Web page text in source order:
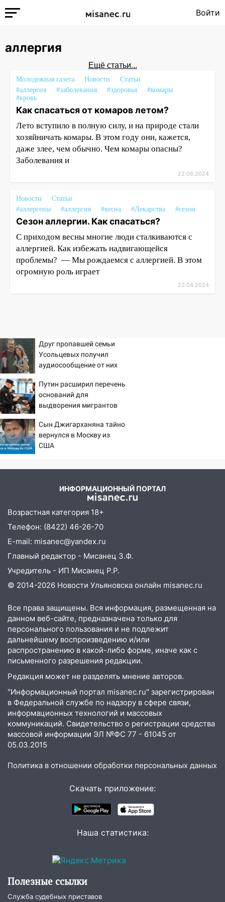
Войти
аллергия
Ещё статьи...
Молодежная газета Новости
Статьи
#аллергия
#заболевания #здоровья
#комары
#кровь
Как спасаться от комаров летом?
Лето вступило в полную силу, и на природе стали
хозяйничать комары. В этом году они, кажется,
даже злее, чем обычно. Чем комары опасны?
Заболевания и
22.06.2024
Новости
Статьи
#аллергены
#аллергия #весна #Лекарства #сезон
Сезон аллергии. Как спасаться?
С приходом весны многие люди сталкиваются с
аллергией. Как избежать надвигающейся
проблемы? — Мы рождаемся с аллергией. В этом
огромную роль играет
22.04.2024
Друг пропавшей семьи
Усольцевых получил
аудиосообщение от них
Путин расширил перечень
оснований для
выдворения мигрантов
Сын Джигарханяна тайно
вернулся в Москву из
США
ИНФОРМАЦИОННЫЙ ПОРТАЛ
Возрастная категория 18+
Телефон: (8422) 46-26-70
E-mail: misanec@yandex.ru
Главный редактор - Мисанец З.Ф.
Учредитель - ИП Мисанец Р.Р.
© 2014-2026 Новости Ульяновска онлайн misanec.ru
Все права защищены. Вся информация, размещенная на
данном веб-сайте, предназначена только для
персонального пользования и не подлежит
дальнейшему воспроизведению и/или
распространению в какой-либо форме, иначе как с
письменного разрешения редакции.
Редакция может не разделять мнение авторов.
"Информационный портал misanec.ru" зарегистрирован
в Федеральной службе по надзору в сфере связи,
информационных технологий и массовых
коммуникаций. Свидетельство о регистрации средства
массовой информации ЭЛ №ФС 77 - 61045 от
05.03.2015
Политика в отношении обработки персональных данных
Скачать приложение:
Наша статистика:
Полезные ссылки
Служба судебных приставов